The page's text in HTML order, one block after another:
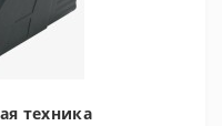
техника